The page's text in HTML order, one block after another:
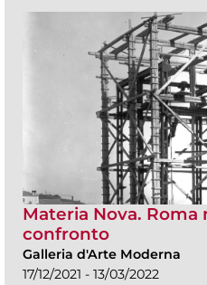
Materia Nova.
confronto
Galleria d'Arte Moderna
17/12/2021 - 13/03/2022